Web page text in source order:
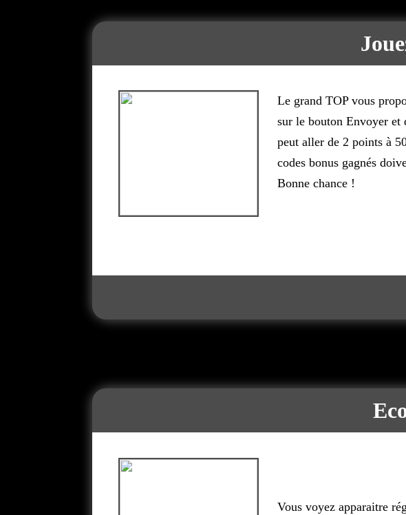
Le grand TOP vous
sur le bouton Envoyer et
peut aller de 2 points à
codes bonus gagnés
Bonne chance !
Vous voyez apparaitre